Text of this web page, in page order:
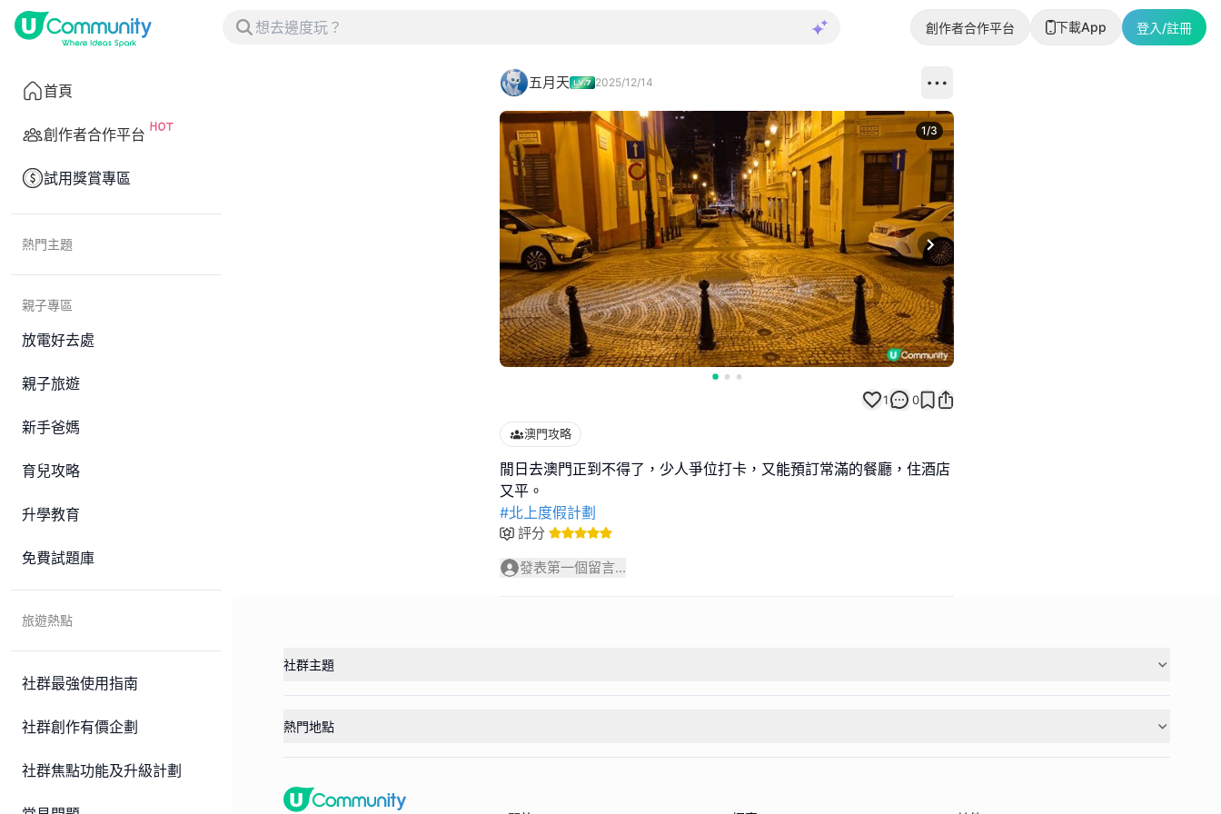
創作者合作平台 下載App 登入/註冊
首頁
創作者合作平台
試用獎賞專區
熱門主題
親子專區
放電好去處
親子旅遊
新手爸媽
育兒攻略
升學教育
免費試題庫
旅遊熱點
社群最強使用指南
社群創作有價企劃
社群焦點功能及升級計劃
五月天 2025/12/14
Next slide
1/3
1 0
澳門攻略
閒日去澳門正到不得了，少人爭位打卡，又能預訂常滿的餐廳，住酒店
#北上度假計劃
評分
發表第一個留言...
社群主題
熱門地點